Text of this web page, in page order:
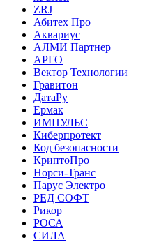
ZRJ
Абитех Про
Аквариус
АЛМИ Партнер
АРГО
Вектор Технологии
Гравитон
ДатаРу
Ермак
ИМПУЛЬС
Киберпротект
Код безопасности
КриптоПро
Норси-Транс
Парус Электро
РЕД СОФТ
Рикор
РОСА
СИЛА